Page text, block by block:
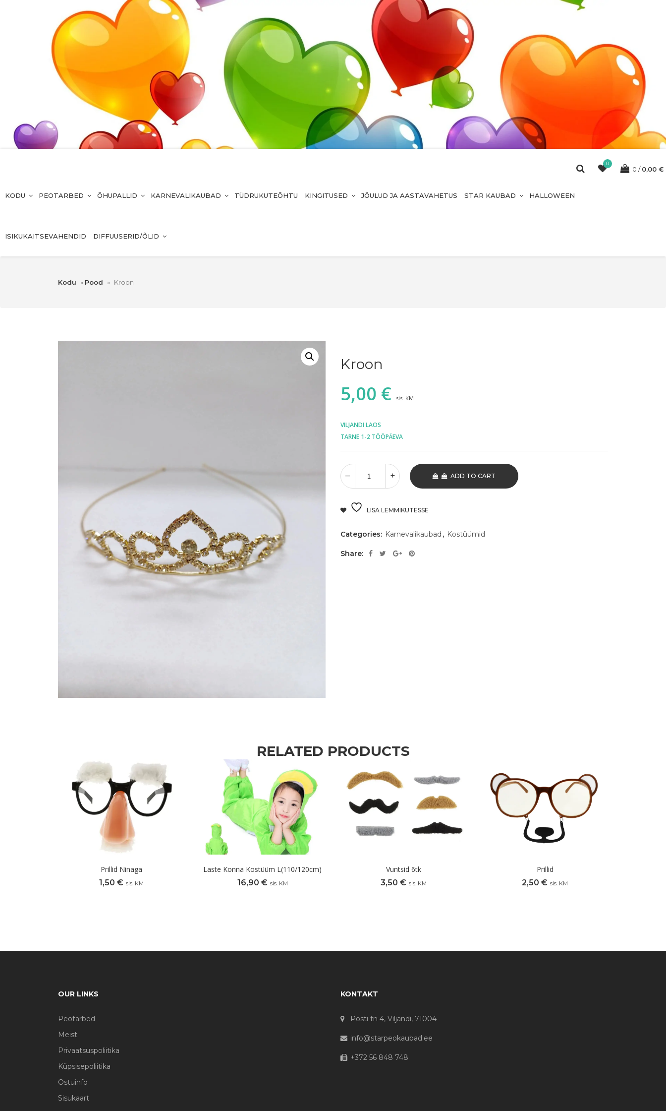
0
0 0,00 €
KODU PEOTARBED ÕHUPALLID KARNEVALIKAUBAD TÜDRUKUTEÕHTU KINGITUSED JÕULUD JA AASTAVAHETUS STAR KAUBAD HALLOWEEN
ISIKUKAITSEVAHENDID DIFFUUSERID/ÕLID
Kodu » Pood » Kroon
Kroon
5,00 € sis. KM
VILJANDI LAOS
TARNE 1-2 TÖÖPÄEVA
ADD TO CART
LISA LEMMIKUTESSE
Categories: Karnevalikaubad , Kostüümid
Share:
RELATED PRODUCTS
Prillid Ninaga
1,50 € sis. KM
Laste Konna Kostüüm L(110/120cm)
16,90 € sis. KM
Vuntsid 6tk
3,50 € sis. KM
Prillid
2,50 € sis. KM
OUR LINKS
Peotarbed
Meist
Privaatsuspoliitika
Küpsisepoliitika
Ostuinfo
Sisukaart
KONTAKT
Posti tn 4, Viljandi, 71004
info@starpeokaubad.ee
+372 56 848 748